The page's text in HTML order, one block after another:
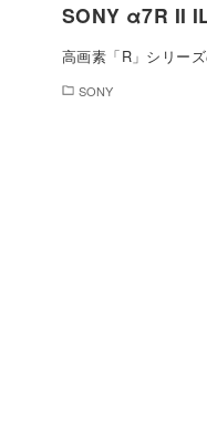
SONY α7R II
高画素「R」シリー
SONY